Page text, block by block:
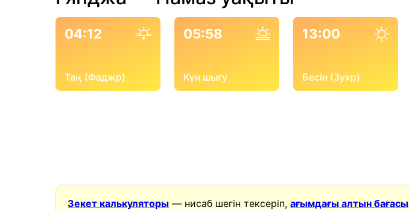
04:12
Таң (Фаджр)
05:58
Күн шығу
13:00
Бесін (Зухр)
Зекет калькуляторы — нисаб шегін тексеріп,ағымдағы алтын бағасы